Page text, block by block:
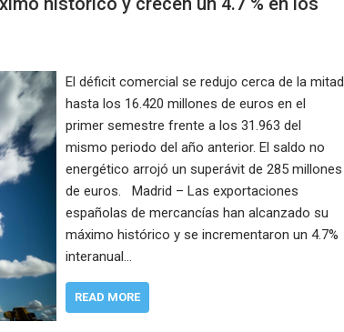
El déficit comercial se redujo cerca de la mitad
hasta los 16.420 millones de euros en el
primer semestre frente a los 31.963 del
mismo periodo del año anterior. El saldo no
energético arrojó un superávit de 285 millones
de euros. Madrid – Las exportaciones
españolas de mercancías han alcanzado su
máximo histórico y se incrementaron un 4.7%
interanual…
READ MORE